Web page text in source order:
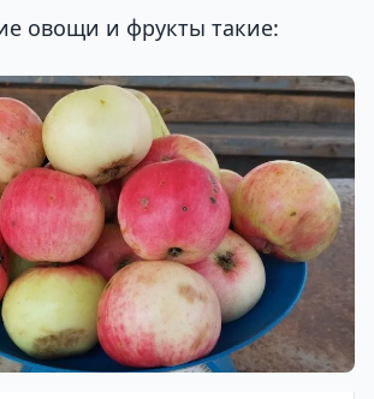
овощи и фрукты такие: